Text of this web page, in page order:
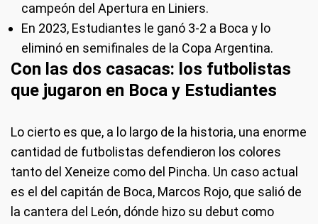
campeón del Apertura en Liniers.
En 2023, Estudiantes le ganó 3-2 a Boca y lo
eliminó en semifinales de la Copa Argentina.
Con las dos casacas: los futbolistas
que jugaron en Boca y Estudiantes
Lo cierto es que, a lo largo de la historia, una enorme
cantidad de futbolistas defendieron los colores
tanto del Xeneize como del Pincha. Un caso actual
es el del capitán de Boca, Marcos Rojo, que salió de
la cantera del León, dónde hizo su debut como